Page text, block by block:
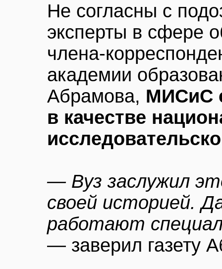
Не согласны с
эксперты в сфере
члена-
академии
Абрамова, МИСиС
в качестве
— Вуз заслужил
своей историей.
работают
— заверил газету